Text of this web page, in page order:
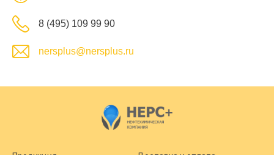
8 (495) 109 99 90
nersplus@nersplus.ru